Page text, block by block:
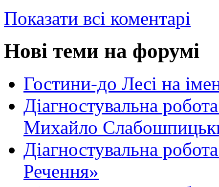
Показати всі коментарі
Нові теми на форумі
Гостини-до Лесі на
Діагностувальна
Михайло
Діагностувальна
Речення»